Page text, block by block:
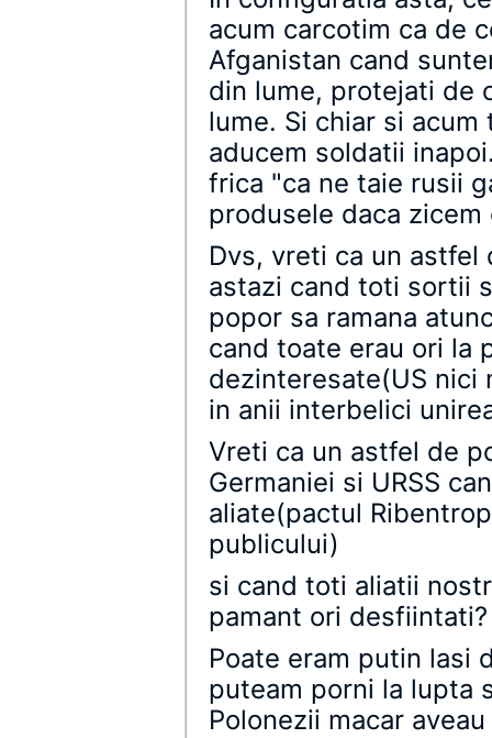
acum carcotim ca de
Afganistan cand
din lume, protejati de
lume. Si chiar si
aducem soldatii
frica "ca ne taie rusii
produsele daca zicem
Dvs, vreti ca un
astazi cand toti sortii
popor sa ramana
cand toate erau ori la
dezinteresate(US nici
in anii interbelici
Vreti ca un astfel de
Germaniei si URSS
aliate(pactul
publicului)
si cand toti aliatii
pamant ori desfiintati?
Poate eram putin lasi
puteam porni la lupta
Polonezii macar